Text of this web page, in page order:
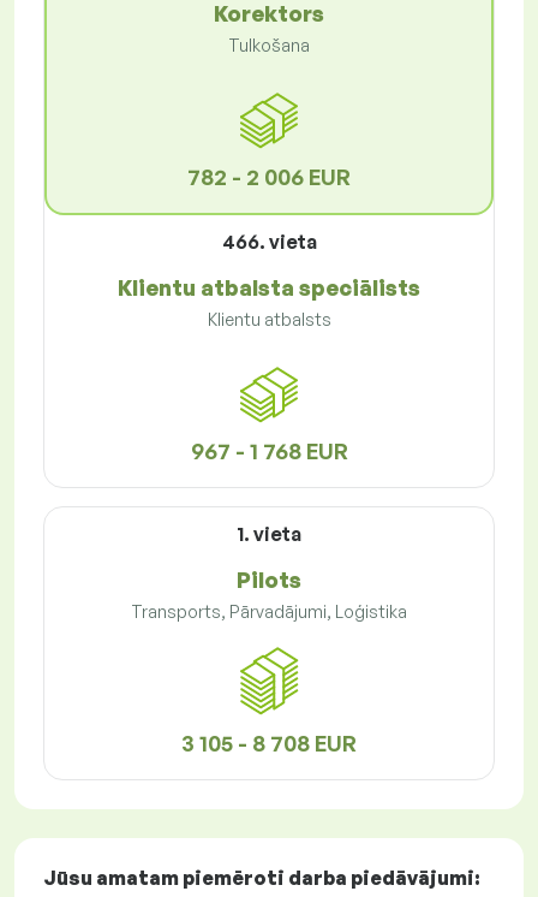
Korektors
Tulkošana
782 - 2 006 EUR
466. vieta
Klientu atbalsta speciālists
Klientu atbalsts
967 - 1 768 EUR
1. vieta
Pilots
Transports, Pārvadājumi, Loģistika
3 105 - 8 708 EUR
Jūsu amatam piemēroti darba piedāvājumi: